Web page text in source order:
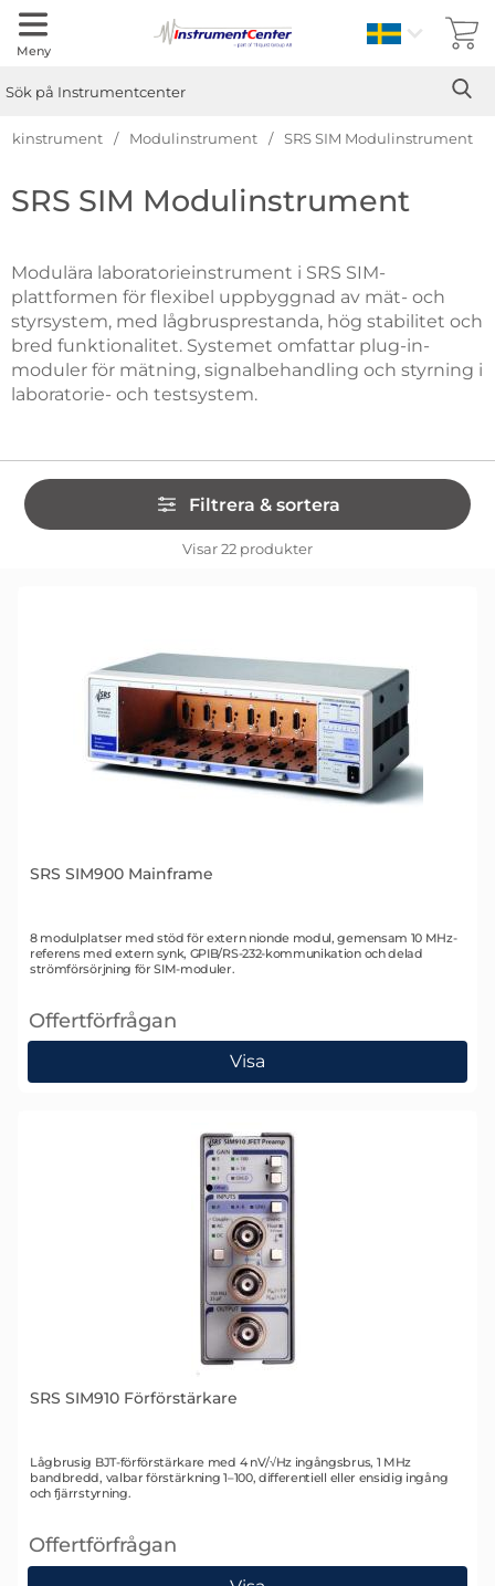
Meny Sverige
Modulinstrument SRS SIM Modulinstrument
till
SRS SIM Modulinstrument
Modulära laboratorieinstrument i SRS SIM-
plattformen för flexibel uppbyggnad av mät- och
styrsystem, med lågbrusprestanda, hög stabilitet och
bred funktionalitet. Systemet omfattar plug-in-
moduler för mätning, signalbehandling och styrning i
laboratorie- och testsystem.
Hoppa
över
filtersektionen
Filtrera & sortera
Filtrera & sorteraVisar 22 produkter
SRS SIM900 Mainframe
Art. nr 1332
8 modulplatser med stöd för extern nionde modul, gemensam 10 MHz-
referens med extern synk, GPIB/RS-232-kommunikation och delad
strömförsörjning för SIM-moduler.
Offertförfrågan
, SRS SIM900 Mainframe
Visa
SRS SIM910 Förförstärkare
Art. nr 1333
Lågbrusig BJT-förförstärkare med 4 nV/√Hz ingångsbrus, 1 MHz
bandbredd, valbar förstärkning 1–100, differentiell eller ensidig ingång
och fjärrstyrning.
Offertförfrågan
, SRS SIM910 Förförstärkare